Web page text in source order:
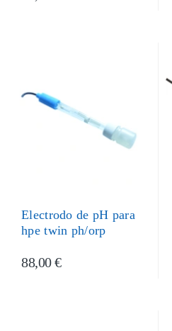
Electrodo de pH para
hpe twin ph/orp
88,00 €